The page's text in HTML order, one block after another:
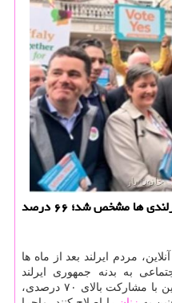
خاتون یار نتیجه همه پرسی خاص ایرلندی ها مشخص شد؛ ۶۶ درصد
مردم ایرلند بعد از ماه ها
به بدنه جمهوری ایرلند
توانسته اند در همه پرسی سقط جنین با مشاركت بالای ۷۰ درصدی،